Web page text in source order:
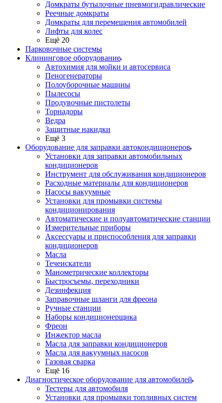
Домкраты бутылочные пневмогидравлические
Реечные домкраты
Домкраты для перемещения автомобилей
Лифты для колес
Ещё 20
Парковочные системы
Клининговое оборудование
Автохимия для мойки и автосервиса
Пеногенераторы
Полоуборочные машины
Пылесосы
Продувочные пистолеты
Торнадоры
Ведра
Защитные накидки
Ещё 3
Оборудование для заправки автокондиционеров
Установки для заправки автомобильных
кондиционеров
Инструмент для обслуживания кондиционеров
Расходные материалы для кондиционеров
Насосы вакуумные
Установки для промывки системы
кондиционирования
Автоматические и полуавтоматические станции
Измерительные приборы
Аксессуары и приспособления для заправки
кондиционеров
Масла
Течеискатели
Манометрические коллекторы
Быстросъемы, переходники
Дезинфекция
Заправочные шланги для фреона
Ручные станции
Наборы кондиционерщика
Фреон
Инжектор масла
Масла для заправки кондиционеров
Масла для вакуумных насосов
Газовая сварка
Ещё 16
Диагностическое оборудование для автомобилей
Тестеры для автомобиля
Установки для промывки топливных систем